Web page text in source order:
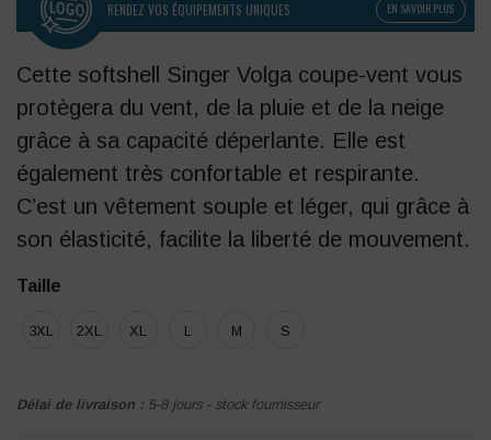
RENDEZ VOS ÉQUIPEMENTS UNIQUES EN SAVOIR PLUS
Cette softshell Singer Volga coupe-vent vous
protègera du vent, de la pluie et de la neige
grâce à sa capacité déperlante. Elle est
également très confortable et respirante.
C’est un vêtement souple et léger, qui grâce à
son élasticité, facilite la liberté de mouvement.
Taille
3XL 2XL XL L M S
Délai de livraison : 5-8 jours - stock fournisseur